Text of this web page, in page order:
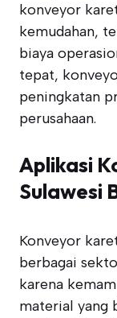
konveyor
kemudahan,
biaya
tepat,
peningkatan
perusahaan.
Aplikasi
Sulawesi
Konveyor
berbagai
karena
material yang